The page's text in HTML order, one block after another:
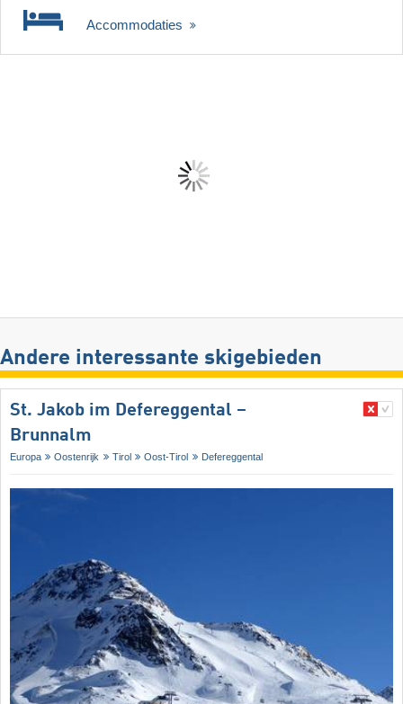
Accommodaties
Andere interessante skigebieden
St. Jakob im Defereggental –
Brunnalm
Europa Oostenrijk Tirol Oost-Tirol Defereggental